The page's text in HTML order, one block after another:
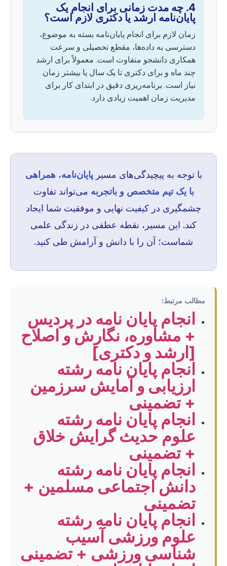
4. چه مدت زمانی برای انجام یک
پایان‌نامه ارشد یا دکتری لازم است؟
زمان لازم برای انجام پایان‌نامه بسته به موضوع،
دسترسی به داده‌ها، مقطع تحصیلی و سرعت
همکاری دانشجو متفاوت است. معمولاً برای ارشد
چند ماه و برای دکتری تا یک سال یا بیشتر زمان
نیاز است. برنامه‌ریزی دقیق در ابتدای کار برای
مدیریت زمان اهمیت زیادی دارد.
با توجه به پیچیدگی‌های مسیرپایان‌نامه، همراهی
با یک تیم متخصص و باتجربه می‌تواند تفاوت
چشمگیری در کیفیت نهایی و موفقیت شما ایجاد
کند. این مسیر، نقطه عطفی در زندگی علمی
شماست؛ آن را با دانش و آرامش طی کنید.
مطالب مرتبط:
انجام پایان نامه در پردیس
+ مشاوره، نگارش و اصلاح
[ارشد و دکتری]
انجام پایان نامه رشته
ارزیابی و آمایش سرزمین
+ تضمینی
انجام پایان نامه رشته
علوم حدیث گرایش خلاق
+ تضمینی
انجام پایان نامه رشته
دانش اجتماعی مسلمین +
تضمینی
انجام پایان نامه رشته
علوم ورزشی آسیب
شناسی ورزشی + تضمینی